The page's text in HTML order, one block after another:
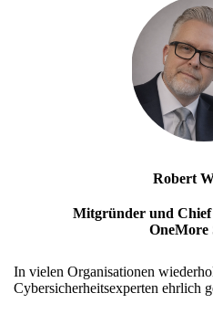
Robert
Mitgründer und
OneMore
In vielen Organisationen
Cybersicherheitsexperten ehrlich